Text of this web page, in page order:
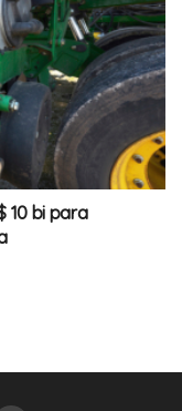
10 bi para